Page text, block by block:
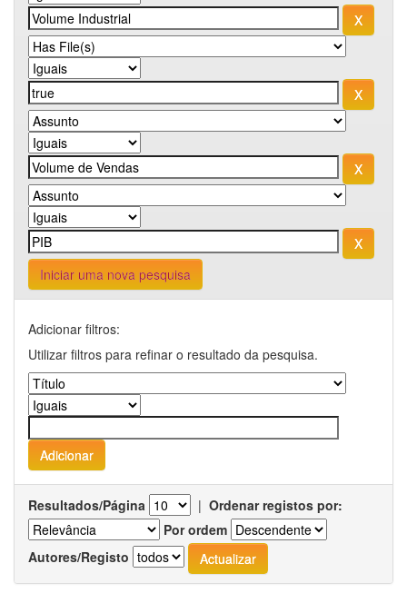
Iniciar uma nova pesquisa
Adicionar filtros:
Utilizar filtros para refinar o resultado da pesquisa.
Resultados/Página | Ordenar registos por:
Por ordem
Autores/Registo